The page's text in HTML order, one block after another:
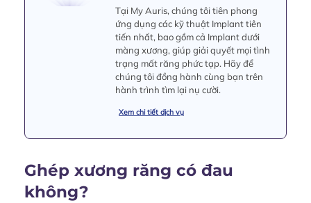
Tại My Auris, chúng tôi tiên phong
ứng dụng các kỹ thuật Implant tiên
tiến nhất, bao gồm cả Implant dưới
màng xương, giúp giải quyết mọi tình
trạng mất răng phức tạp. Hãy để
chúng tôi đồng hành cùng bạn trên
hành trình tìm lại nụ cười.
Xem chi tiết dịch vụ
Ghép xương răng có đau
không?